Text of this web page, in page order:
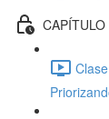
CAPÍTULO